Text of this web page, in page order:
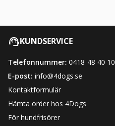
KUNDSERVICE
Telefonnummer: 0418-48 40 10
E-post: info@4dogs.se
Kontaktformulär
Hämta order hos 4Dogs
För hundfrisörer